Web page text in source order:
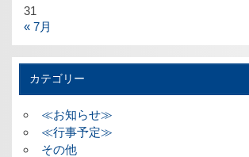
31
« 7月
カテゴリー
≪お知らせ≫
≪行事予定≫
その他